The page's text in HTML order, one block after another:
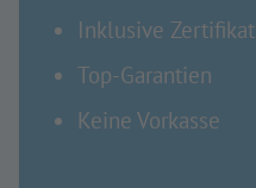
Inklusive Zertifikat
Top-Garantien
Keine Vorkasse